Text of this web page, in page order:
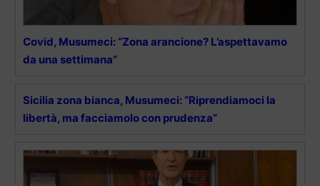
Covid, Musumeci: “Zona arancione? L’aspettavamo
da una settimana”
Sicilia zona bianca, Musumeci: “Riprendiamoci la
libertà, ma facciamolo con prudenza”